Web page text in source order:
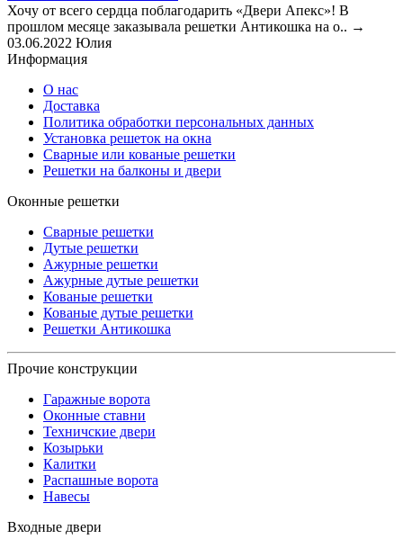
Хочу от всего сердца поблагодарить «Двери Апекс»! В
прошлом месяце заказывала решетки Антикошка на о.. →
03.06.2022 Юлия
Информация
О нас
Доставка
Политика обработки персональных данных
Установка решеток на окна
Сварные или кованые решетки
Решетки на балконы и двери
Оконные решетки
Сварные решетки
Дутые решетки
Ажурные решетки
Ажурные дутые решетки
Кованые решетки
Кованые дутые решетки
Решетки Антикошка
Прочие конструкции
Гаражные ворота
Оконные ставни
Техничские двери
Козырьки
Калитки
Распашные ворота
Навесы
Входные двери